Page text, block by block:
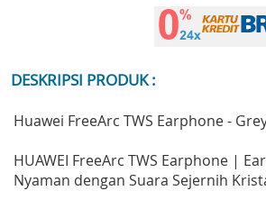
DESKRIPSI PRODUK :
Huawei FreeArc TWS Earphone -
HUAWEI FreeArc TWS Earphone |
Nyaman dengan Suara Sejernih